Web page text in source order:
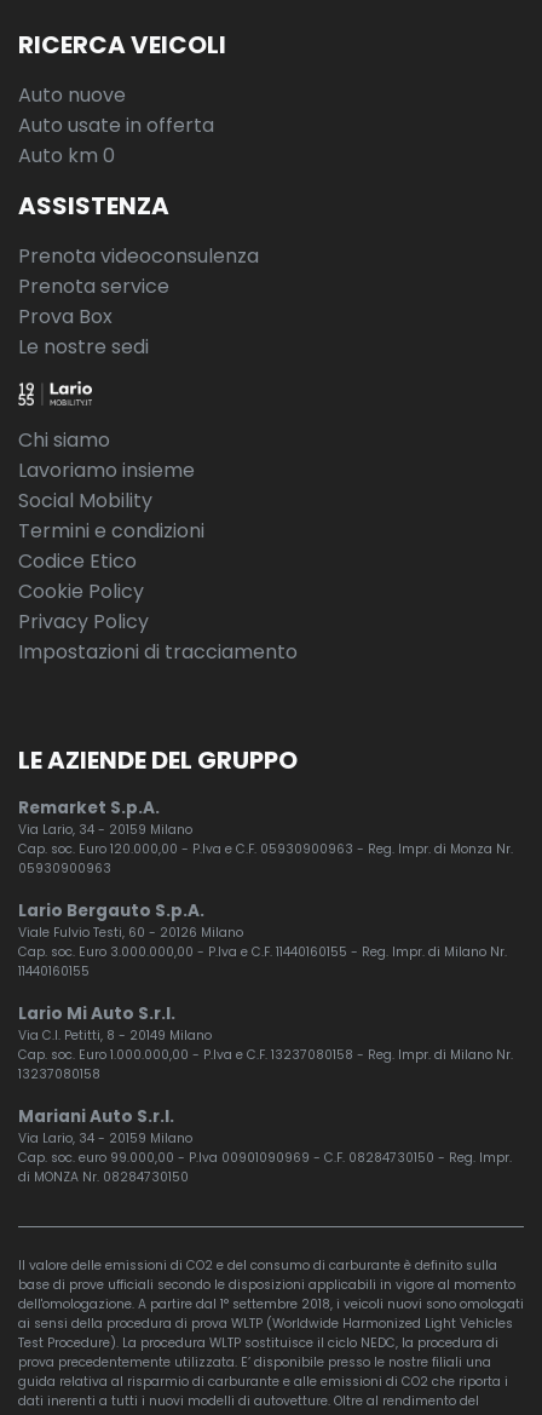
RICERCA VEICOLI
Auto nuove
Auto usate in offerta
Auto km 0
ASSISTENZA
Prenota videoconsulenza
Prenota service
Prova Box
Le nostre sedi
Chi siamo
Lavoriamo insieme
Social Mobility
Termini e condizioni
Codice Etico
Cookie Policy
Privacy Policy
Impostazioni di tracciamento
LE AZIENDE DEL GRUPPO
Remarket S.p.A.
Via Lario, 34 - 20159 Milano
Cap. soc. Euro 120.000,00 - P.Iva e C.F. 05930900963 - Reg. Impr. di Monza Nr.
05930900963
Lario Bergauto S.p.A.
Viale Fulvio Testi, 60 - 20126 Milano
Cap. soc. Euro 3.000.000,00 - P.Iva e C.F. 11440160155 - Reg. Impr. di Milano Nr.
11440160155
Lario Mi Auto S.r.l.
Via C.I. Petitti, 8 - 20149 Milano
Cap. soc. Euro 1.000.000,00 - P.Iva e C.F. 13237080158 - Reg. Impr. di Milano Nr.
13237080158
Mariani Auto S.r.l.
Via Lario, 34 - 20159 Milano
Cap. soc. euro 99.000,00 - P.Iva 00901090969 - C.F. 08284730150 - Reg. Impr.
di MONZA Nr. 08284730150
Il valore delle emissioni di CO2 e del consumo di carburante è definito sulla
base di prove ufficiali secondo le disposizioni applicabili in vigore al momento
dell'omologazione. A partire dal 1° settembre 2018, i veicoli nuovi sono omologati
ai sensi della procedura di prova WLTP (Worldwide Harmonized Light Vehicles
Test Procedure). La procedura WLTP sostituisce il ciclo NEDC, la procedura di
prova precedentemente utilizzata. E’ disponibile presso le nostre filiali una
guida relativa al risparmio di carburante e alle emissioni di CO2 che riporta i
dati inerenti a tutti i nuovi modelli di autovetture. Oltre al rendimento del